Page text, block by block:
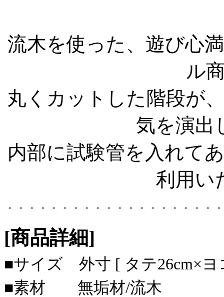
流木を使った、遊び心
ル
丸くカットした階段が
気を演出
内部に試験管を入れて
利用い
・・・・・・・・・・・・・・・・・・・
[商品詳細]
■サイズ 外寸 [ タテ26cm×ヨ
■素材 無垢材/流木